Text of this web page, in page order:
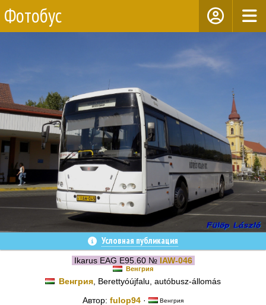
Фотобус
Условная публикация
Ikarus EAG E95.60 № IAW-046
Венгрия
Венгрия , Berettyóújfalu, autóbusz-állomás
Автор: fulop94 · Венгрия